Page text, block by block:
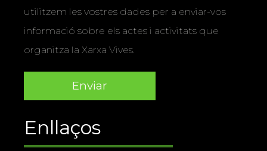
utilitzem les vostres dades per a enviar-vos
informació sobre els actes i activitats que
organitza la Xarxa Vives.
Enllaços